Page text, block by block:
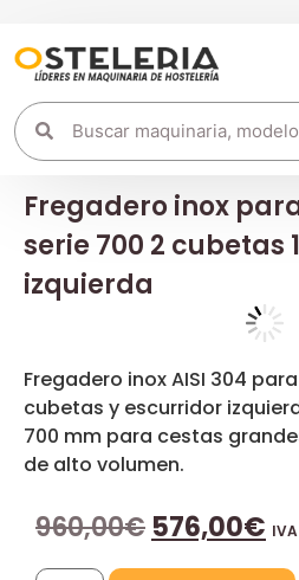
Fregadero inox
serie 700 2 cubetas
izquierda
Fregadero inox AISI 304
cubetas y escurridor
700 mm para cestas
de alto volumen.
960,00€ 576,00€